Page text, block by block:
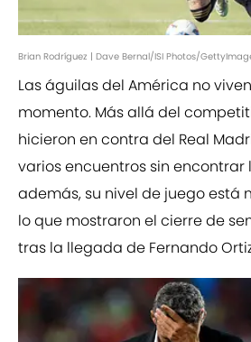
Brian Rodríguez | Dave Bernal/ISI Photos/
Las águilas del América no
momento. Más allá del
hicieron en contra del Real
varios encuentros sin encontrar
además, su nivel de juego está
lo que mostraron el cierre de
tras la llegada de Fernando